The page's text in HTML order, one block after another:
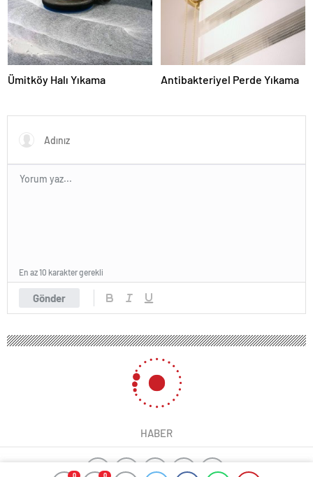
0 0
Ümitköy Halı Yıkama Antibakteriyel Perde Yıkama
Gönder
En az 10 karakter gerekli
HABER